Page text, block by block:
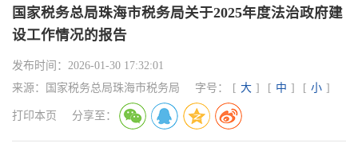
国家税务总局珠海市税务局关于2025年度法治政府建
设工作情况的报告
发布时间： 2026-01-30 17:32:01
来源：
国家税务总局珠海市税务局 字号： [ 大 ] [ 中 ] [ 小 ]
打印本页 分享至：